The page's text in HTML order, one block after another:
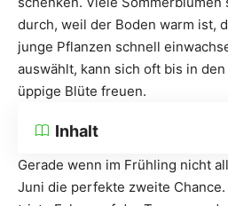
durch, weil der Boden warm ist,
junge Pflanzen schnell
auswählt, kann sich oft bis in
üppige Blüte freuen.
Inhalt
Gerade wenn im Frühling nicht
Juni die perfekte zweite